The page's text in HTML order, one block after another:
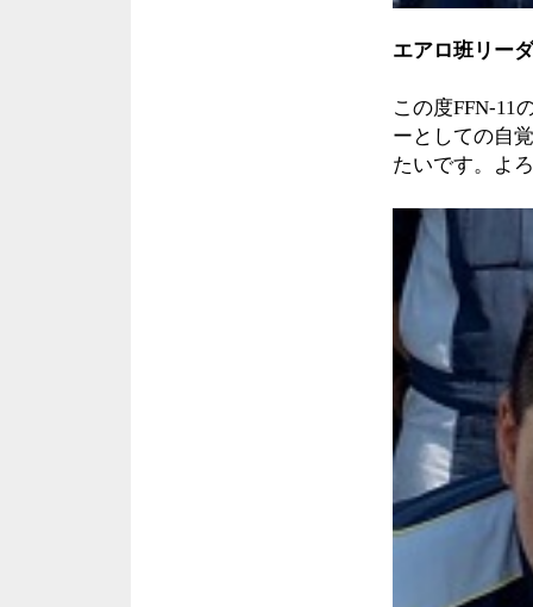
エアロ班リ
この度FFN‐11
ーとしての自
たいです。よ